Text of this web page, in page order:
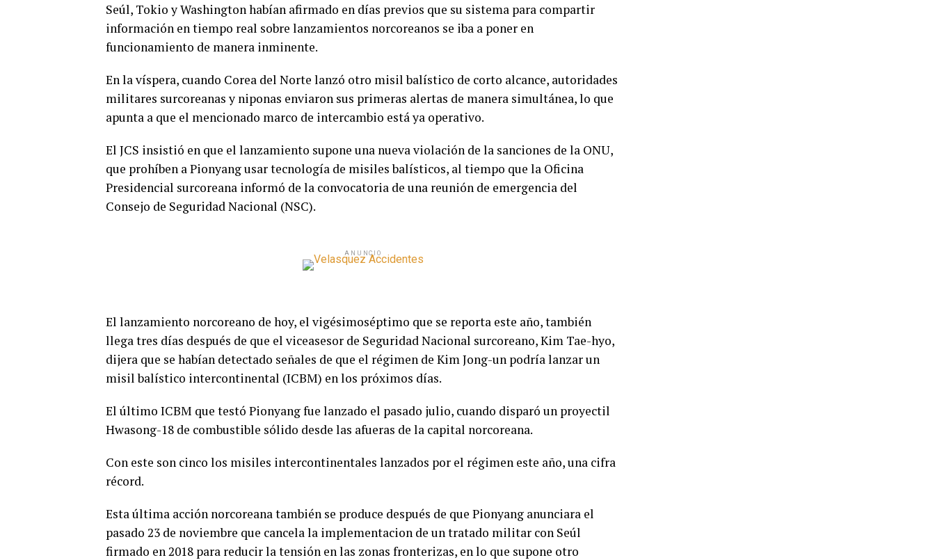
Seúl, Tokio y Washington habían afirmado en días previos que su sistema para compartir
información en tiempo real sobre lanzamientos norcoreanos se iba a poner en
funcionamiento de manera inminente.
En la víspera, cuando Corea del Norte lanzó otro misil balístico de corto alcance, autoridades
militares surcoreanas y niponas enviaron sus primeras alertas de manera simultánea, lo que
apunta a que el mencionado marco de intercambio está ya operativo.
El JCS insistió en que el lanzamiento supone una nueva violación de la sanciones de la ONU,
que prohíben a Pionyang usar tecnología de misiles balísticos, al tiempo que la Oficina
Presidencial surcoreana informó de la convocatoria de una reunión de emergencia del
Consejo de Seguridad Nacional (NSC).
ANUNCIO
El lanzamiento norcoreano de hoy, el vigésimoséptimo que se reporta este año, también
llega tres días después de que el viceasesor de Seguridad Nacional surcoreano, Kim Tae-hyo,
dijera que se habían detectado señales de que el régimen de Kim Jong-un podría lanzar un
misil balístico intercontinental (ICBM) en los próximos días.
El último ICBM que testó Pionyang fue lanzado el pasado julio, cuando disparó un proyectil
Hwasong-18 de combustible sólido desde las afueras de la capital norcoreana.
Con este son cinco los misiles intercontinentales lanzados por el régimen este año, una cifra
récord.
Esta última acción norcoreana también se produce después de que Pionyang anunciara el
pasado 23 de noviembre que cancela la implementacion de un tratado militar con Seúl
firmado en 2018 para reducir la tensión en las zonas fronterizas, en lo que supone otro